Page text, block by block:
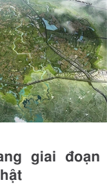
giai đoạn